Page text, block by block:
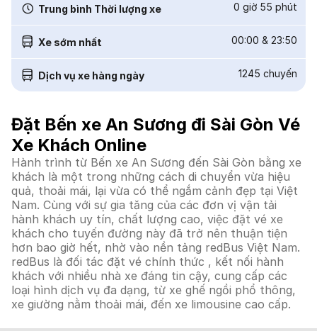
Trung bình Thời lượng xe 0 giờ 55 phút
Xe sớm nhất 00:00 & 23:50
Dịch vụ xe hàng ngày 1245 chuyến
Đặt Bến xe An Sương đi Sài Gòn Vé
Xe Khách Online
Hành trình từ Bến xe An Sương đến Sài Gòn bằng xe
khách là một trong những cách di chuyển vừa hiệu
quả, thoải mái, lại vừa có thể ngắm cảnh đẹp tại Việt
Nam. Cùng với sự gia tăng của các đơn vị vận tải
hành khách uy tín, chất lượng cao, việc đặt vé xe
khách cho tuyến đường này đã trở nên thuận tiện
hơn bao giờ hết, nhờ vào nền tảng redBus Việt Nam.
redBus là đối tác đặt vé chính thức , kết nối hành
khách với nhiều nhà xe đáng tin cậy, cung cấp các
loại hình dịch vụ đa dạng, từ xe ghế ngồi phổ thông,
xe giường nằm thoải mái, đến xe limousine cao cấp.